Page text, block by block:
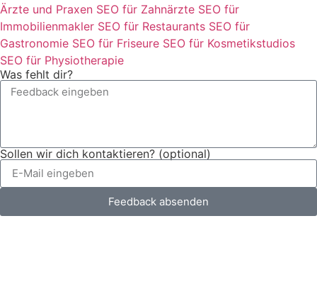
Ärzte und Praxen SEO für Zahnärzte SEO für
Immobilienmakler SEO für Restaurants SEO für
Gastronomie SEO für Friseure SEO für Kosmetikstudios
SEO für Physiotherapie
Was fehlt dir?
Sollen wir dich kontaktieren? (optional)
Feedback absenden